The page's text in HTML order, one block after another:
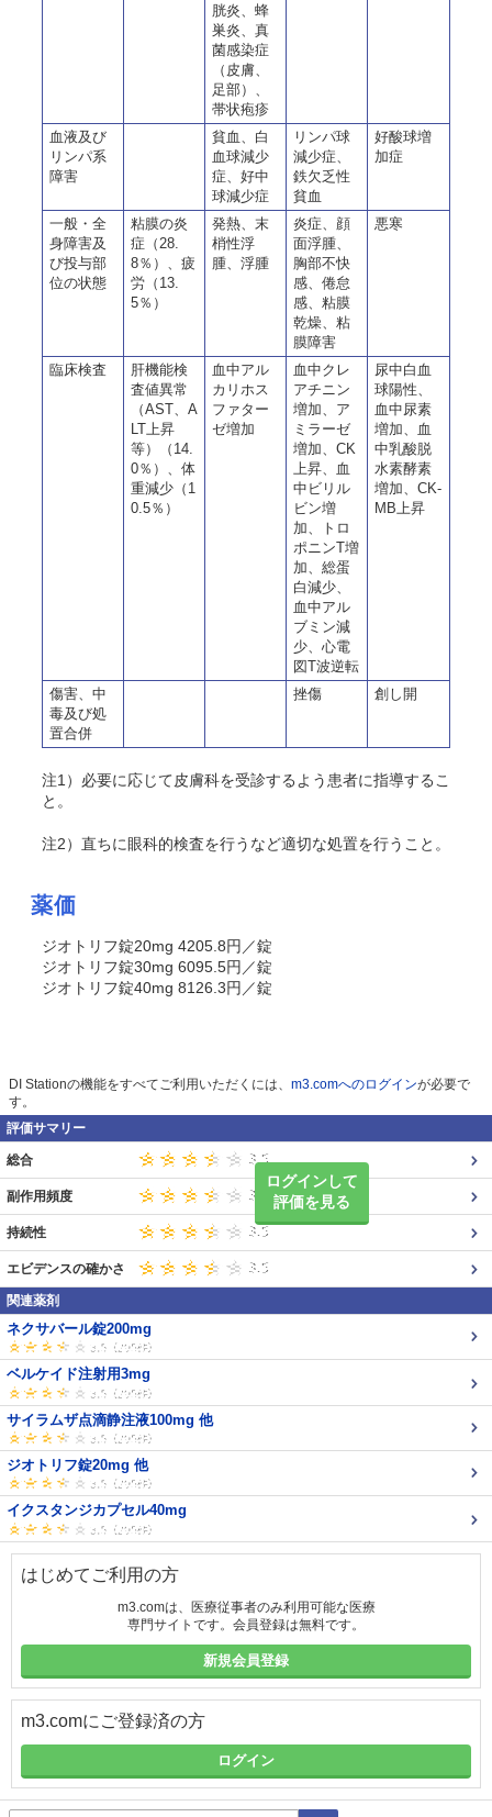
胱炎、蜂
巣炎、真
菌感染症
（皮膚、
足部）、
帯状疱疹
血液及び
リンパ系
障害
貧血、白
血球減少
症、好中
球減少症
リンパ球
減少症、
鉄欠乏性
貧血
好酸球増
加症
一般・全
身障害及
び投与部
位の状態
粘膜の炎
症（28.
8％）、疲
労（13.
5％）
発熱、末
梢性浮
腫、浮腫
炎症、顔
面浮腫、
胸部不快
感、倦怠
感、粘膜
乾燥、粘
膜障害
悪寒
臨床検査
肝機能検
査値異常
（AST、A
LT上昇
等）（14.
0％）、体
重減少（1
0.5％）
血中アル
カリホス
ファター
ゼ増加
血中クレ
アチニン
増加、ア
ミラーゼ
増加、CK
上昇、血
中ビリル
ビン増
加、トロ
ポニンT増
加、総蛋
白減少、
血中アル
ブミン減
少、心電
図T波逆転
尿中白血
球陽性、
血中尿素
増加、血
中乳酸脱
水素酵素
増加、CK-
MB上昇
傷害、中
毒及び処
置合併
挫傷 創し開
注1）必要に応じて皮膚科を受診するよう患者に指導するこ
と。
注2）直ちに眼科的検査を行うなど適切な処置を行うこと。
薬価
ジオトリフ錠20mg 4205.8円／錠
ジオトリフ錠30mg 6095.5円／錠
ジオトリフ錠40mg 8126.3円／錠
DI Stationの機能をすべてご利用いただくには、 m3.comへのログインが必要で
す。
評価サマリー
ログインして
評価を見る
総合
副作用頻度
持続性
エビデンスの確かさ
関連薬剤
ネクサバール錠200mg
ベルケイド注射用3mg
サイラムザ点滴静注液100mg 他
ジオトリフ錠20mg 他
イクスタンジカプセル40mg
はじめてご利用の方
m3.comは、医療従事者のみ利用可能な医療
専門サイトです。会員登録は無料です。
新規会員登録
m3.comにご登録済の方
ログイン